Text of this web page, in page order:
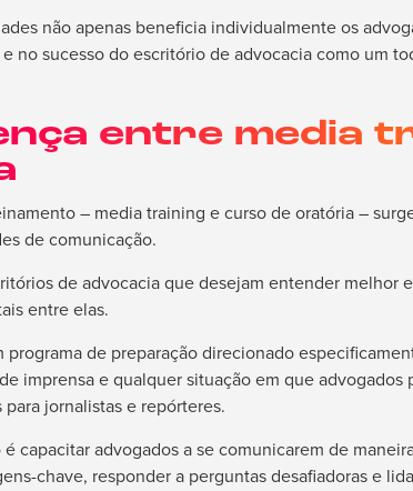
não apenas beneficia individualmente os
no sucesso do escritório de advocacia como um
entre media
– media training e curso de oratória –
de comunicação.
de advocacia que desejam entender melhor
entre elas.
de preparação direcionado
imprensa e qualquer situação em que
jornalistas e repórteres.
capacitar advogados a se comunicarem de
chave, responder a perguntas desafiadoras e